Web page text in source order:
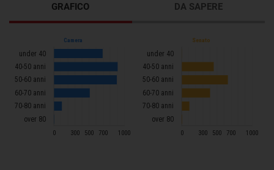
GRAFICO DA SAPERE